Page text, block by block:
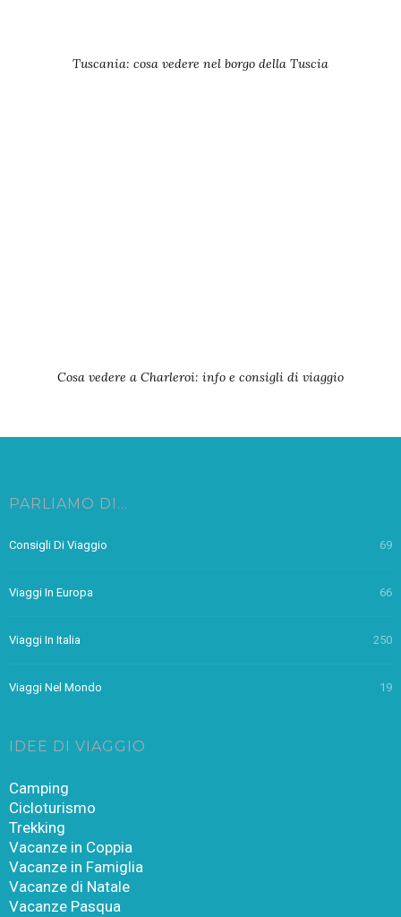
Tuscania: cosa vedere nel borgo della Tuscia
Cosa vedere a Charleroi: info e consigli di viaggio
PARLIAMO DI…
Consigli Di Viaggio 69
Viaggi In Europa 66
Viaggi In Italia 250
Viaggi Nel Mondo 19
IDEE DI VIAGGIO
Camping
Cicloturismo
Trekking
Vacanze in Coppia
Vacanze in Famiglia
Vacanze di Natale
Vacanze Pasqua